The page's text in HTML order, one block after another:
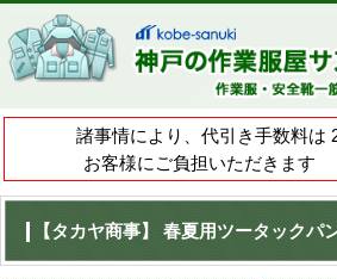
諸事情により、
お客様にご負